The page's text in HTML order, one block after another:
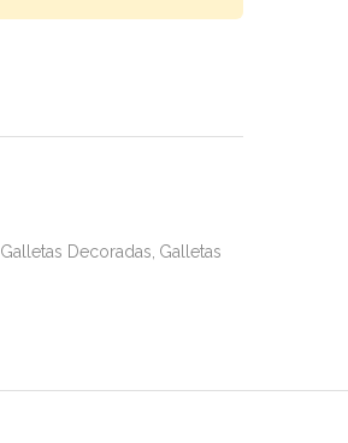
Galletas Decoradas Galletas